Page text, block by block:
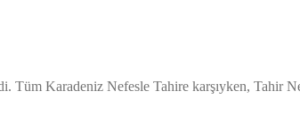
Karadeniz Nefesle Tahire karşıyken, Tahir